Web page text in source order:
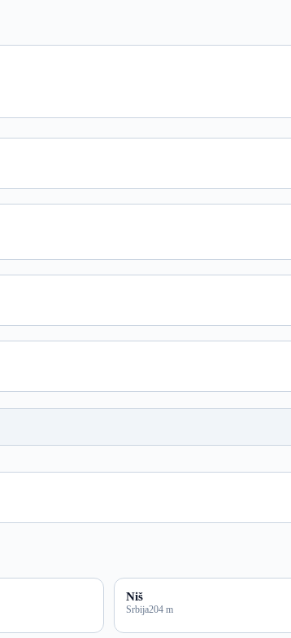
Niš
Srbija204 m